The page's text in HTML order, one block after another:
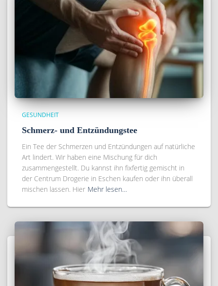
GESUNDHEIT
Schmerz- und Entzündungstee
Ein Tee der Schmerzen und Entzündungen auf natürliche
Art lindert. Wir haben eine Mischung für dich
zusammengestellt. Du kannst ihn fixfertig gemischt in
der Centrum Drogerie in Eschen kaufen oder ihn überall
mischen lassen. Hier Mehr lesen…